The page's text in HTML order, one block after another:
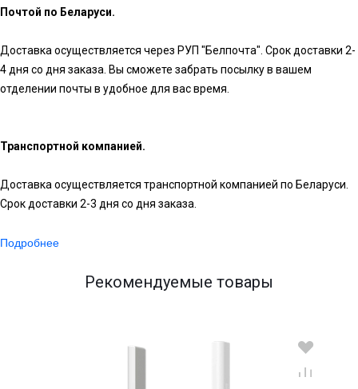
Почтой по Беларуси.
Доставка осуществляется через РУП "Белпочта". Срок доставки 2-
4 дня со дня заказа. Вы сможете забрать посылку в вашем
отделении почты в удобное для вас время.
Транспортной компанией.
Доставка осуществляется транспортной компанией по Беларуси.
Срок доставки 2-3 дня со дня заказа.
Подробнее
Рекомендуемые товары